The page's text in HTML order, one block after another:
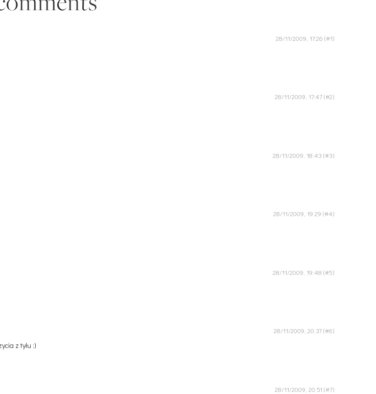
28/11/2009, 17:26
28/11/2009, 17:47
28/11/2009, 18:43
28/11/2009, 19:29
28/11/2009, 19:48
28/11/2009, 20:37
z tyłu :)
28/11/2009, 20:51